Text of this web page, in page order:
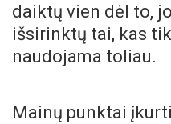
daiktų vien dėl to,
išsirinktų tai, kas
naudojama toliau.
Mainų punktai